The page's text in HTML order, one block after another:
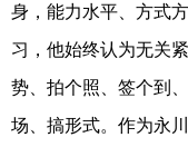
身，能力水平、方式
习，他始终认为无关
势、拍个照、签个到
场、搞形式。作为永